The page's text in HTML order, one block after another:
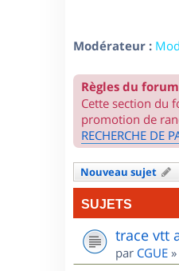
Modérateur :
Règles du forum
Cette section du
promotion de
RECHERCHE DE
Nouveau sujet
SUJETS
trace vtt
par CGUE »